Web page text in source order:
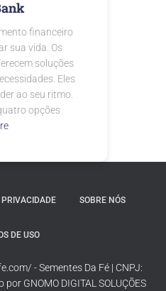
financeiro
sua vida. Os
soluções
Eles
ao seu ritmo.
opções
PRIVACIDADE SOBRE NÓS
DE USO
- Sementes Da Fé | CNPJ:
GNOMO DIGITAL SOLUÇÕES